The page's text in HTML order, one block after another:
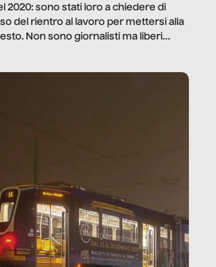
2020: sono stati loro a chiedere di
del rientro al lavoro per mettersi alla
Non sono giornalisti ma liberi